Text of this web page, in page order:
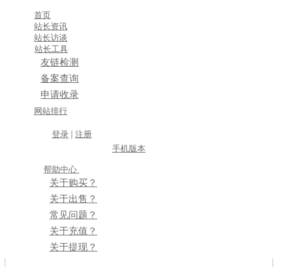
首页
站长资讯
站长访谈
站长工具
友链检测
备案查询
申请收录
网站排行
登录 | 注册
帮助中心
关于购买？
关于出售？
常见问题？
关于充值？
关于提现？
手机版本
×